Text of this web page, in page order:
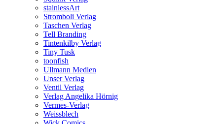
stainlessArt
Stromboli Verlag
Taschen Verlag
Tell Branding
Tintenkilby Verlag
Tiny Tusk
toonfish
Ullmann Medien
Unser Verlag
Ventil Verlag
Verlag Angelika Hörnig
Vermes-Verlag
Weissblech